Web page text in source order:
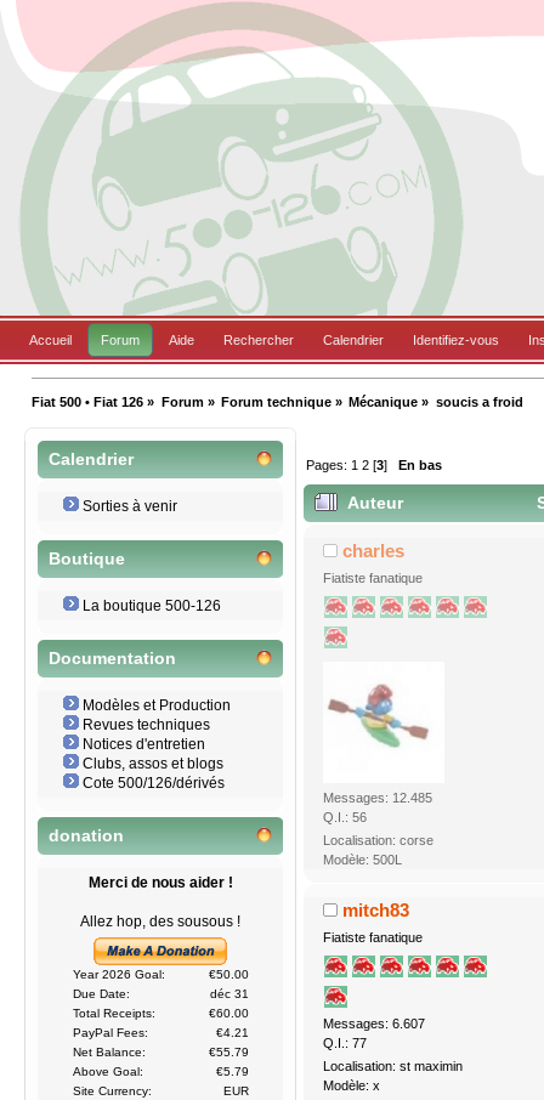
Accueil Forum Aide Rechercher Calendrier Identifiez-vous
Fiat 500 • Fiat 126 » Forum» Forum technique» Mécanique » soucis a froid
Calendrier
Sorties à venir
Boutique
La boutique 500-126
Documentation
Modèles et Production
Revues techniques
Notices d'entretien
Clubs, assos et blogs
Cote 500/126/dérivés
donation
Merci de nous aider !
Allez hop, des sousous !
Year 2026 Goal:
€50.00
Due Date:
déc 31
Total Receipts:
€60.00
PayPal Fees:
€4.21
Net Balance:
€55.79
Above Goal:
€5.79
Site Currency:
EUR
Pages: 1 2 [3] En bas
Auteur
charles
Fiatiste fanatique
Messages: 12.485
Q.I.: 56
Localisation: corse
Modèle: 500L
mitch83
Fiatiste fanatique
Messages: 6.607
Q.I.: 77
Localisation: st maximin
Modèle: x